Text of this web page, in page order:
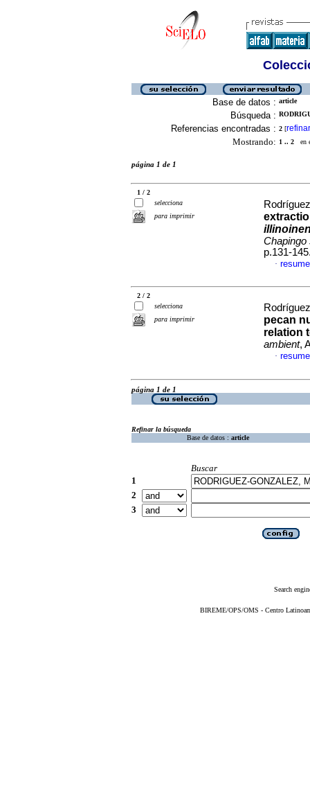
Base de datos : article
Búsqueda :
Referencias encontradas : 2 [refinar
Mostrando: 1 .. 2 en
página 1 de 1
1 / 2
selecciona
para imprimir
Chapingo
p.131-
·
2 / 2
selecciona
para imprimir
pecan
relation
ambient,
·
página 1 de 1
Refinar la búsqueda
Base de datos : article
Buscar
1
2
3
Search
BIREME/OPS/OMS - Centro